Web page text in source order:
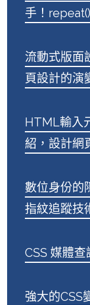
手！
流動式版面
頁設計的演
HTML輸入
紹，設計網
數位身份的
指紋追蹤技
CSS 媒體
強大的CSS